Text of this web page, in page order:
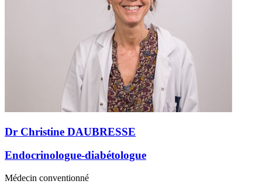
Dr Christine DAUBRESSE
Endocrinologue-diabétologue
Médecin conventionné